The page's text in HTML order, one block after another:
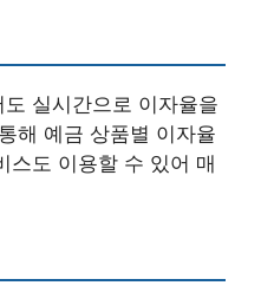
실시간으로 이자율을
해 예금 상품별 이자율
스도 이용할 수 있어 매